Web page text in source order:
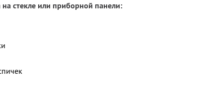
стекле или приборной панели: